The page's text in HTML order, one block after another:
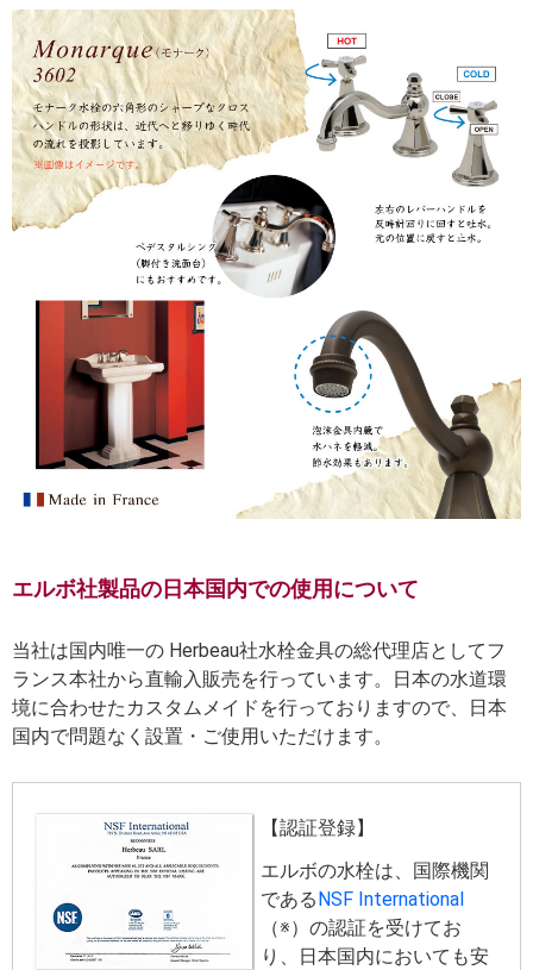
エルボ社製品の日本国内での使用について
当社は国内唯一の Herbeau社水栓金具の総代理店としてフ
ランス本社から直輸入販売を行っています。日本の水道環
境に合わせたカスタムメイドを行っておりますので、日本
国内で問題なく設置・ご使用いただけます。
【認証登録】
エルボの水栓は、国際機関
である NSF International
（※）の認証を受けてお
り、日本国内においても安